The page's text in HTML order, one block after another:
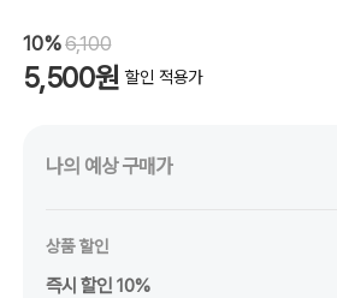
10%6,100
5,500원 할인 적용가
나의 예상 구매가
상품 할인
즉시 할인 10%